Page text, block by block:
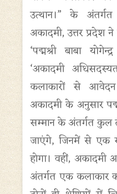
उत्थान।” के
अकादमी, उत्तर प्रदेश
‘पद्मश्री बाबा
‘अकादमी
कलाकारों से
अकादमी के अनुसार
सम्मान के अंतर्गत कुल
जाएंगे, जिनमें से एक
होगा। वहीं,
अंतर्गत एक कलाकार